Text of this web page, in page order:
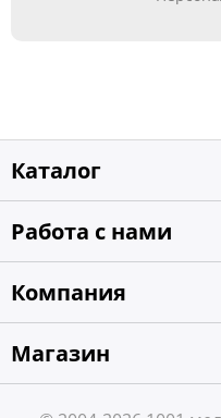
Каталог
Работа с нами
Компания
Магазин